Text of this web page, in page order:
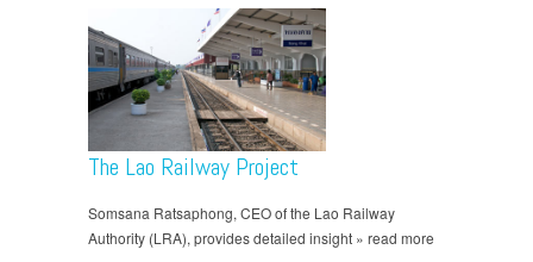
The Lao Railway Project
Somsana Ratsaphong, CEO of the Lao Railway
Authority (LRA), provides detailed insight » read more